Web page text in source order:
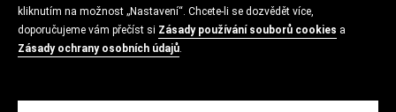
kliknutím na možnost „Nastavení“. Chcete-li se dozvědět více,
doporučujeme vám přečíst si Zásady používání souborů cookies a
Zásady ochrany osobních údajů.